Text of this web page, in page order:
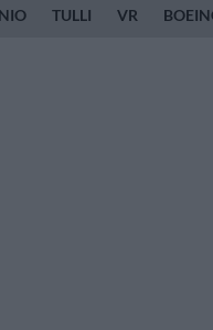
TULLI VR